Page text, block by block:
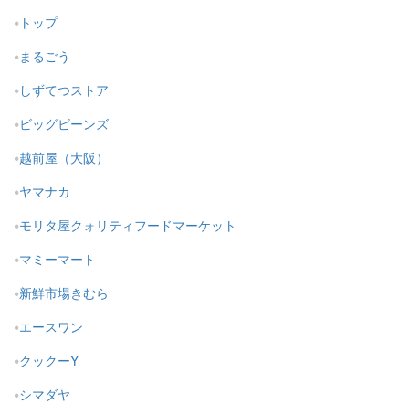
トップ
まるごう
しずてつストア
ビッグビーンズ
越前屋（大阪）
ヤマナカ
モリタ屋クォリティフードマーケット
マミーマート
新鮮市場きむら
エースワン
クックーY
シマダヤ